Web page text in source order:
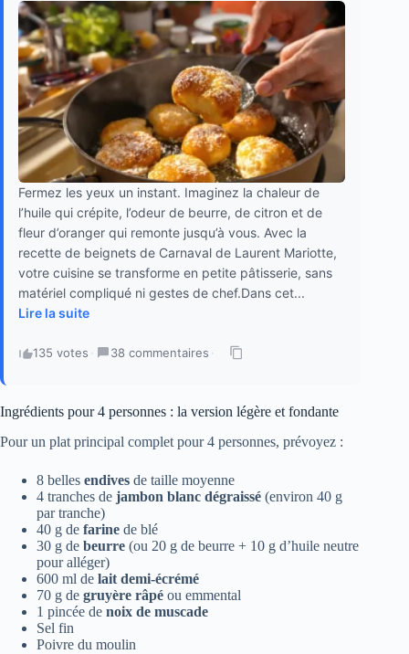
Fermez les yeux un instant. Imaginez la chaleur de
l’huile qui crépite, l’odeur de beurre, de citron et de
fleur d’oranger qui remonte jusqu’à vous. Avec la
recette de beignets de Carnaval de Laurent Mariotte,
votre cuisine se transforme en petite pâtisserie, sans
matériel compliqué ni gestes de chef.Dans cet...
Lire la suite
135 votes · 38 commentaires ·
Ingrédients pour 4 personnes : la version légère et fondante
Pour un plat principal complet pour 4 personnes, prévoyez :
8 belles endives de taille moyenne
4 tranches de jambon blanc dégraissé (environ 40 g
par tranche)
40 g de farine de blé
30 g de beurre (ou 20 g de beurre + 10 g d’huile neutre
pour alléger)
600 ml de lait demi-écrémé
70 g de gruyère râpé ou emmental
1 pincée de noix de muscade
Sel fin
Poivre du moulin